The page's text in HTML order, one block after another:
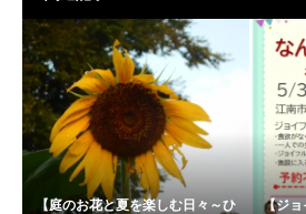
【庭のお花と夏を楽しむ日々～ひ
【ジ